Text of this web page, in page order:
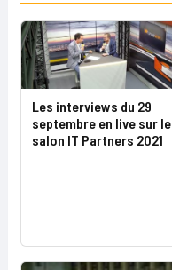
Les interviews du 29
septembre en live sur le
salon IT Partners 2021